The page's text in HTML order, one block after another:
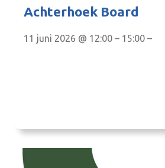
Achterhoek Board
11 juni 2026 @ 12:00 – 15:00 –